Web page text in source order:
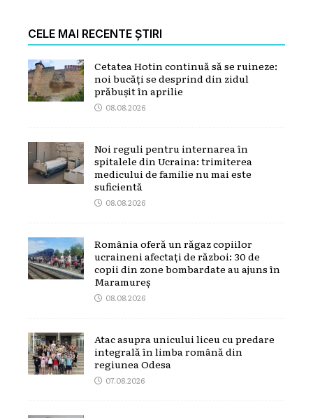
CELE MAI RECENTE ȘTIRI
Cetatea Hotin continuă să se ruineze:
noi bucăți se desprind din zidul
prăbușit în aprilie
08.08.2026
Noi reguli pentru internarea în
spitalele din Ucraina: trimiterea
medicului de familie nu mai este
suficientă
08.08.2026
România oferă un răgaz copiilor
ucraineni afectați de război: 30 de
copii din zone bombardate au ajuns în
Maramureș
08.08.2026
Atac asupra unicului liceu cu predare
integrală în limba română din
regiunea Odesa
07.08.2026